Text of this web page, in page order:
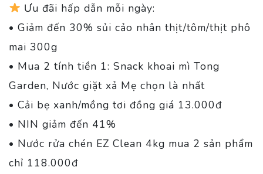
Ưu đãi hấp dẫn mỗi ngày:
• Giảm đến 30% sủi cảo nhân thịt/tôm/thịt phô
mai 300g
• Mua 2 tính tiền 1: Snack khoai mì Tong
Garden, Nước giặt xả Mẹ chọn là nhất
• Cải bẹ xanh/mồng tơi đồng giá 13.000đ
• NIN giảm đến 41%
• Nước rửa chén EZ Clean 4kg mua 2 sản phẩm
chỉ 118.000đ